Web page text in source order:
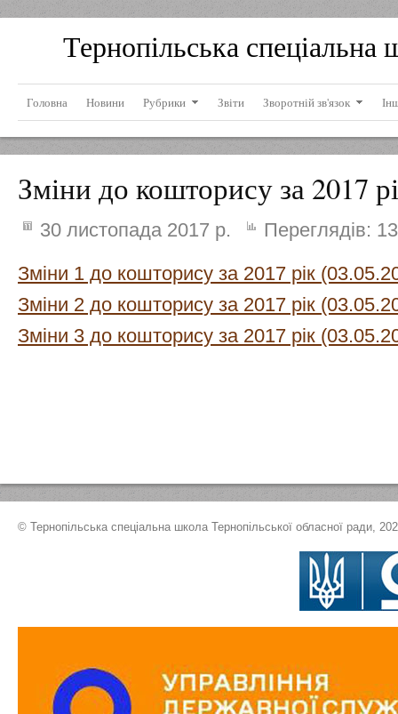
Тернопільська спеціальна
Головна Новини Рубрики Звіти Зворотній зв'язок
Зміни до кошторису за 2017
30 листопада 2017 р. Переглядів:
Зміни 1 до кошторису за 2017 рік
Зміни 2 до кошторису за 2017 рік
Зміни 3 до кошторису за 2017 рік
© Тернопільська спеціальна школа Тернопільської обласної ради,